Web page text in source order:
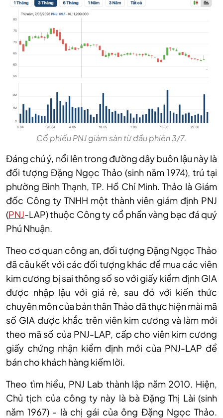
Cổ phiếu PNJ giảm sàn từ đầu phiên 3/7.
Đáng chú ý, nổi lên trong đường dây buôn lậu này là
đối tượng Đặng Ngọc Thảo (sinh năm 1974), trú tại
phường Bình Thạnh, TP. Hồ Chí Minh. Thảo là Giám
đốc Công ty TNHH một thành viên giám định PNJ
(PNJ-LAP) thuộc Công ty cổ phần vàng bạc đá quý
Phú Nhuận.
Theo cơ quan công an, đối tượng Đặng Ngọc Thảo
đã câu kết với các đối tượng khác để mua các viên
kim cương bị sai thông số so với giấy kiểm định GIA
được nhập lậu với giá rẻ, sau đó với kiến thức
chuyên môn của bản thân Thảo đã thực hiện mài mã
số GIA được khắc trên viên kim cương và làm mới
theo mã số của PNJ-LAP, cấp cho viên kim cương
giấy chứng nhận kiểm định mới của PNJ-LAP để
bán cho khách hàng kiếm lời.
Theo tìm hiểu, PNJ Lab thành lập năm 2010. Hiện,
Chủ tịch của công ty này là bà Đặng Thị Lài (sinh
năm 1967) - là chị gái của ông Đặng Ngọc Thảo.